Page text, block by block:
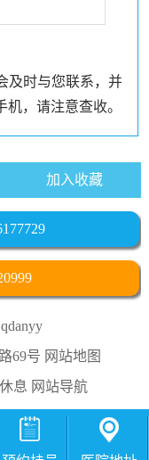
及时与您联系，并
，请注意查收。
加入收藏
69号 网站地图
息 网站导航